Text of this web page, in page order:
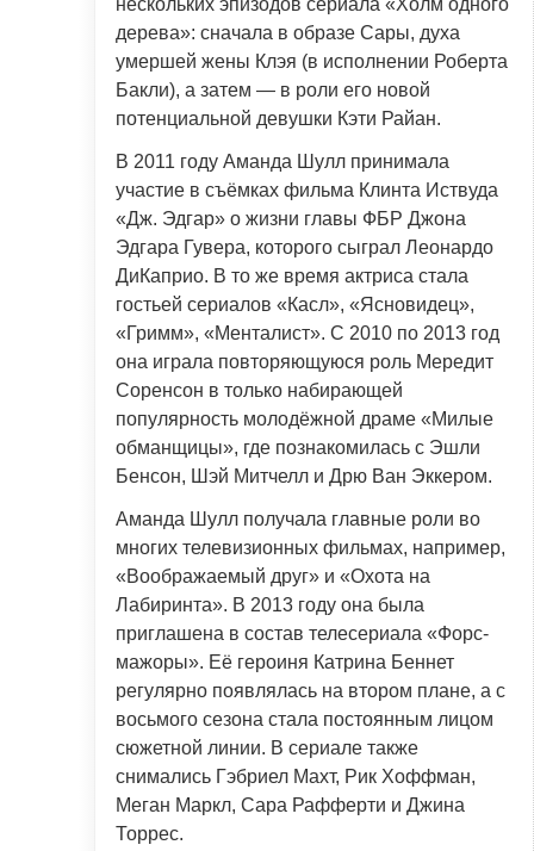
дерева»: сначала в образе Сары, духа
умершей жены Клэя (в исполнении Роберта
Бакли), а затем — в роли его новой
потенциальной девушки Кэти Райан.
В 2011 году Аманда Шулл принимала
участие в съёмках фильма Клинта Иствуда
«Дж. Эдгар» о жизни главы ФБР Джона
Эдгара Гувера, которого сыграл Леонардо
ДиКаприо. В то же время актриса стала
гостьей сериалов «Касл», «Ясновидец»,
«Гримм», «Менталист». С 2010 по 2013 год
она играла повторяющуюся роль Мередит
Соренсон в только набирающей
популярность молодёжной драме «Милые
обманщицы», где познакомилась с Эшли
Бенсон, Шэй Митчелл и Дрю Ван Эккером.
Аманда Шулл получала главные роли во
многих телевизионных фильмах, например,
«Воображаемый друг» и «Охота на
Лабиринта». В 2013 году она была
приглашена в состав телесериала «Форс-
мажоры». Её героиня Катрина Беннет
регулярно появлялась на втором плане, а с
восьмого сезона стала постоянным лицом
сюжетной линии. В сериале также
снимались Гэбриел Махт, Рик Хоффман,
Меган Маркл, Сара Рафферти и Джина
Торрес.